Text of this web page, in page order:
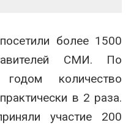
более 1500
СМИ. По
количество
в 2 раза.
участие 200